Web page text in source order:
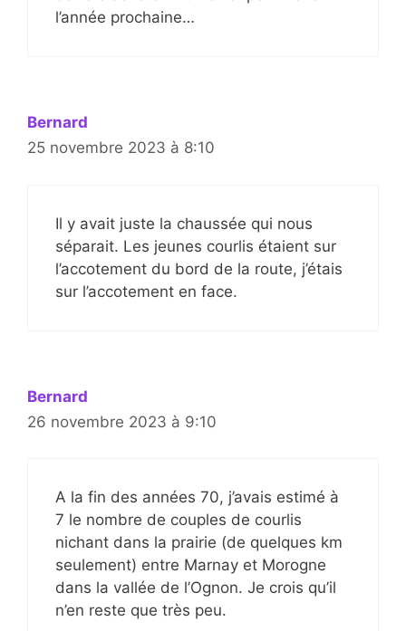
l’année prochaine…
Bernard
25 novembre 2023 à 8:10
Il y avait juste la chaussée qui nous
séparait. Les jeunes courlis étaient sur
l’accotement du bord de la route, j’étais
sur l’accotement en face.
Bernard
26 novembre 2023 à 9:10
A la fin des années 70, j’avais estimé à
7 le nombre de couples de courlis
nichant dans la prairie (de quelques km
seulement) entre Marnay et Morogne
dans la vallée de l’Ognon. Je crois qu’il
n’en reste que très peu.